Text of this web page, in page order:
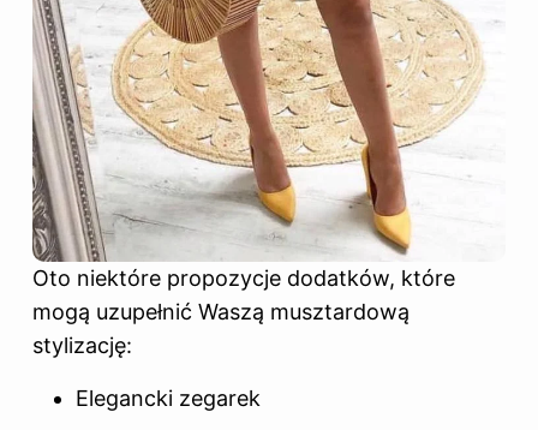
Oto niektóre propozycje dodatków, które
mogą uzupełnić Waszą musztardową
stylizację:
Elegancki zegarek